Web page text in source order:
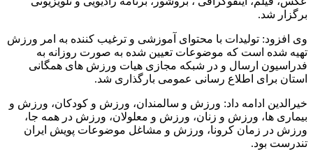
برگزار شد.
وی افزود: تولیدات با محتوای آموزشی و ترغیب کننده به امر ورزش
تهیه شده است که موضوعات تعیین شده به صورت روزانه به
فدراسیون ارسال و در شبکه مجازی هیات ورزش های همگانی
استان برای اطلاع رسانی عمومی بارگذاری شد.
خیرالدین ادامه داد: ورزش و سالمندان، ورزش و کودکان، ورزش و
بیماری ها، ورزش و زنان، ورزش و معلولان، ورزش در همه جا،
ورزش در زمان کرونا، ورزش و مشاغل موضوعات پویش ایران
تندرست بود.